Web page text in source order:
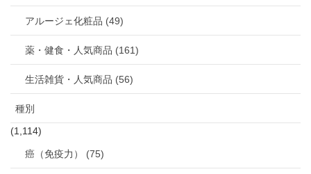
アルージェ化粧品 (49)
薬・健食・人気商品 (161)
生活雑貨・人気商品 (56)
種別
(1,114)
癌（免疫力） (75)